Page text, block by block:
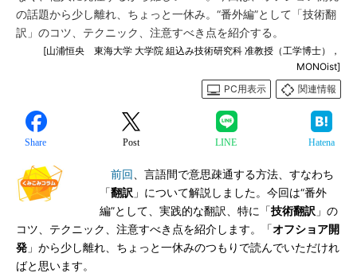
の話題から少し離れ、ちょっと一休み。“番外編”として「技術翻
訳」のコツ、テクニック、注意すべき点を紹介する。
[山浦恒央 東海大学 大学院 組込み技術研究科 准教授（工学博士），
MONOist]
PC用表示
関連情報
Share Post LINE Hatena
前回
、言語間で意思疎通する方法、すなわち
「翻訳 」について解説しました。今回は“番外
編”として、実践的な翻訳、特に「技術翻訳 」の
コツ、テクニック、注意すべき点を紹介します。「オフショア開
発 」から少し離れ、ちょっと一休みのつもりで読んでいただけれ
ばと思います。